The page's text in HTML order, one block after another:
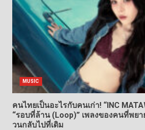
MUSIC
คนไทยเป็นอะไรกับคนเก่า! “INC
“รอบที่ล้าน (Loop)” เพลงของคนที่พย
วนกลับไปที่เดิม